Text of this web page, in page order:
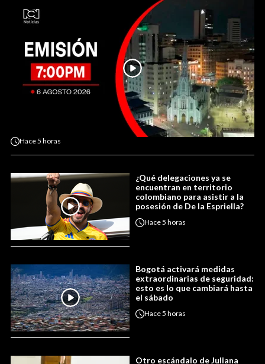
Hace5 horas
¿Qué delegaciones ya se
encuentran en territorio
colombiano para asistir a la
posesión de De la Espriella?
Hace5 horas
Bogotá activará medidas
extraordinarias de seguridad:
esto es lo que cambiará hasta
el sábado
Hace5 horas
Otro escándalo de Juliana